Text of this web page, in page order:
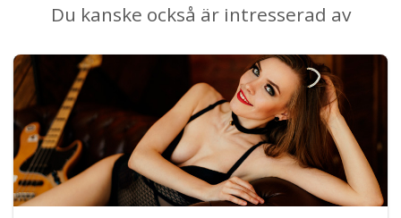
Du kanske också är intresserad av